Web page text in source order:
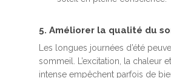
5. Améliorer la qualité du
Les longues journées d’été
sommeil. L’excitation, la chaleur
intense empêchent parfois de